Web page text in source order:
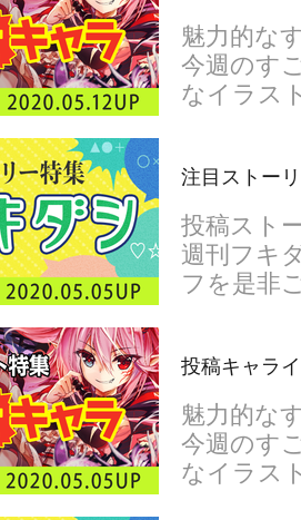
魅力的な
今週のす
なイラス
注目ストー
投稿スト
週刊フキ
フを是非
投稿キャラ
魅力的な
今週のす
なイラス